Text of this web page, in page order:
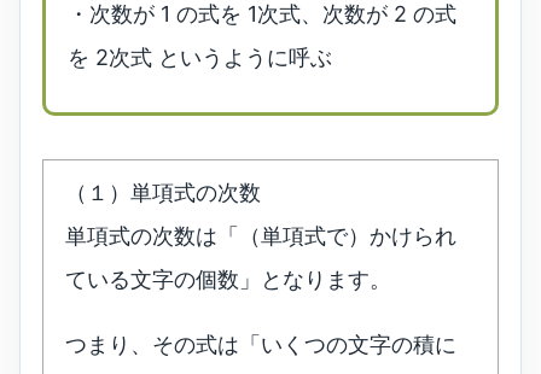
・次数が 1 の式を 1次式、次数が 2 の式
を 2次式 というように呼ぶ
（１）単項式の次数
単項式の次数は「（単項式で）かけられ
ている文字の個数」となります。
つまり、その式は「いくつの文字の積に